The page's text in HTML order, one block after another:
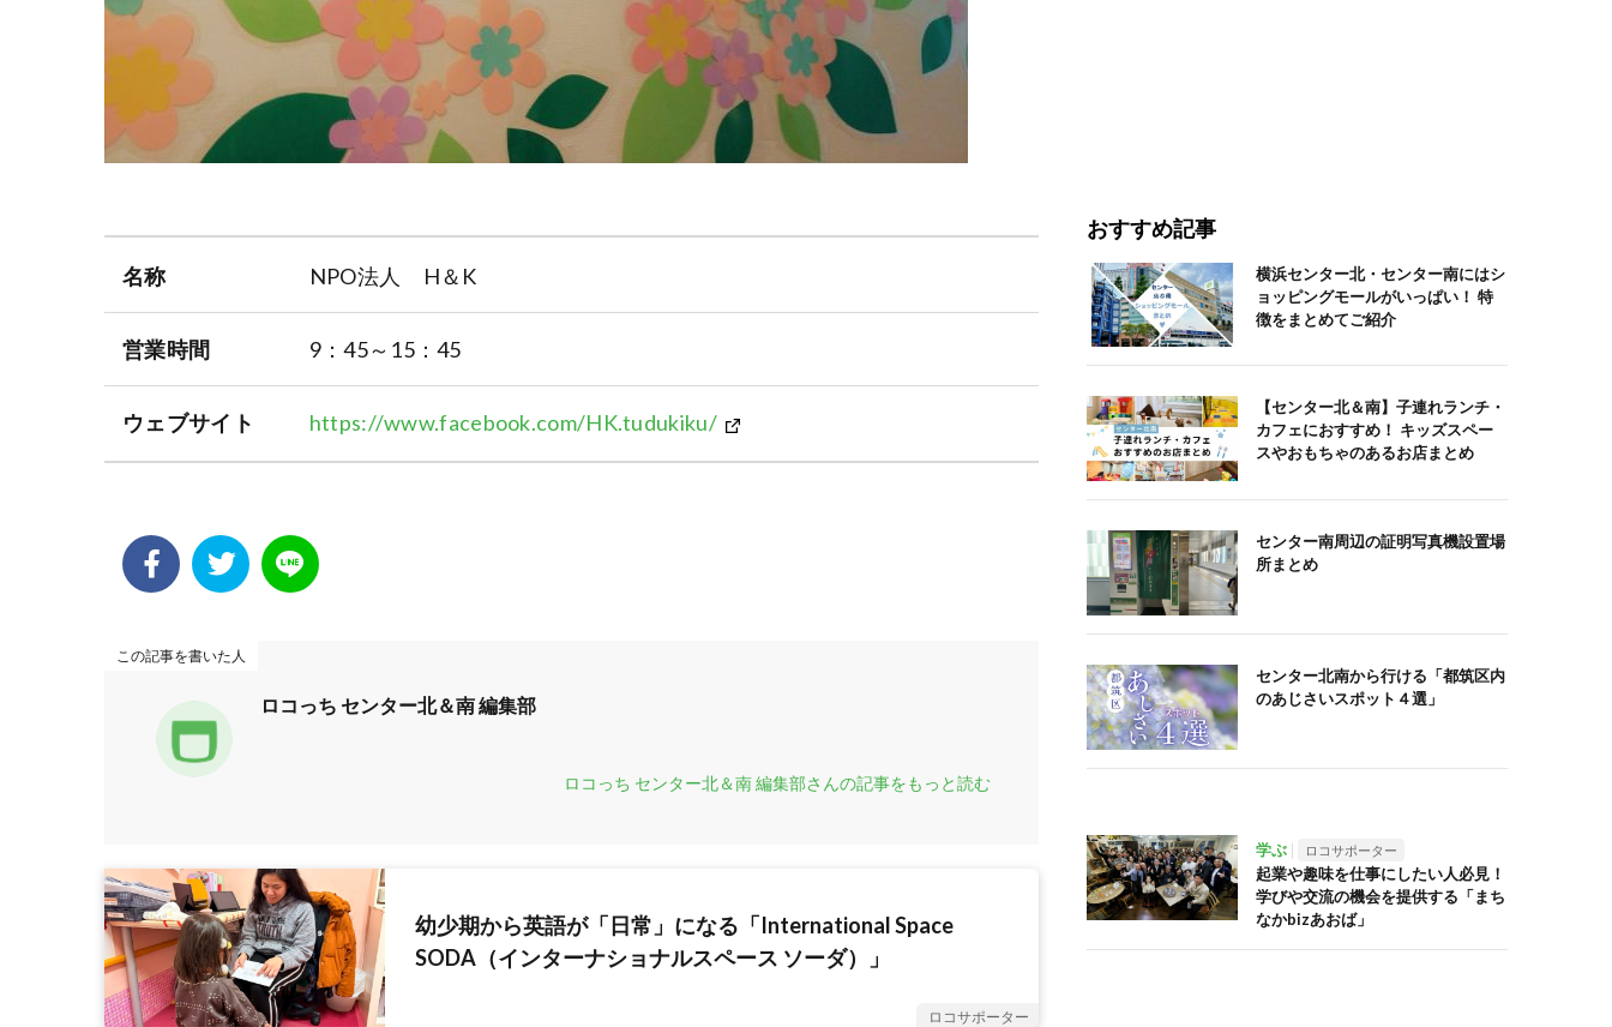
名称 NPO法人 H＆K
営業時間 9：45～15：45
ウェブサイト https://www.facebook.com/HK.tudukiku/
この記事を書いた人
ロコっち センター北＆南 編集部
ロコっち センター北＆南 編集部さんの記事をもっと読む
幼少期から英語が「日常」になる「International Space
SODA（インターナショナルスペース ソーダ）」
ロコサポーター
おすすめ記事
横浜センター北・センター南にはシ
ョッピングモールがいっぱい！ 特
徴をまとめてご紹介
【センター北＆南】子連れランチ・
カフェにおすすめ！ キッズスペー
スやおもちゃのあるお店まとめ
センター南周辺の証明写真機設置場
所まとめ
センター北南から行ける「都筑区内
のあじさいスポット４選」
学ぶ ロコサポーター
起業や趣味を仕事にしたい人必見！
学びや交流の機会を提供する「まち
なかbizあおば」